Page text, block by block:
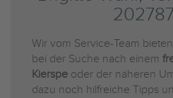
Wir vom Service-Team
bei der Suche nach einem
Kierspe oder der näheren
dazu noch hilfreiche Tipps